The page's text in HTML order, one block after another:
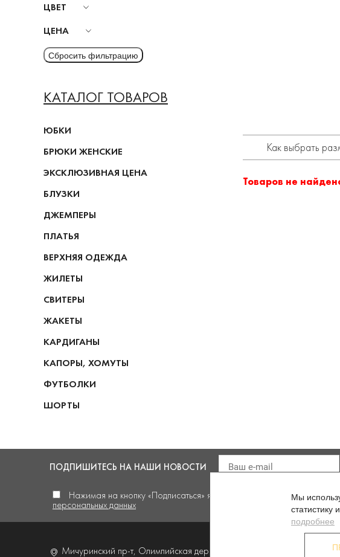
ЦВЕТ
ЦЕНА
КАТАЛОГ ТОВАРОВ
ЮБКИ
БРЮКИ ЖЕНСКИЕ
ЭКСКЛЮЗИВНАЯ ЦЕНА
БЛУЗКИ
ДЖЕМПЕРЫ
ПЛАТЬЯ
ВЕРХНЯЯ ОДЕЖДА
ЖИЛЕТЫ
СВИТЕРЫ
ЖАКЕТЫ
КАРДИГАНЫ
КАПОРЫ, ХОМУТЫ
ФУТБОЛКИ
ШОРТЫ
Как выбрать
Товаров не
ПОДПИШИТЕСЬ НА НАШИ НОВОСТИ
Нажимая на кнопку «Подписаться» я даю своё согласие на
персональных данных
Мичуринский пр-т, Олимпийская деревня,
Мы
статистику
подробнее